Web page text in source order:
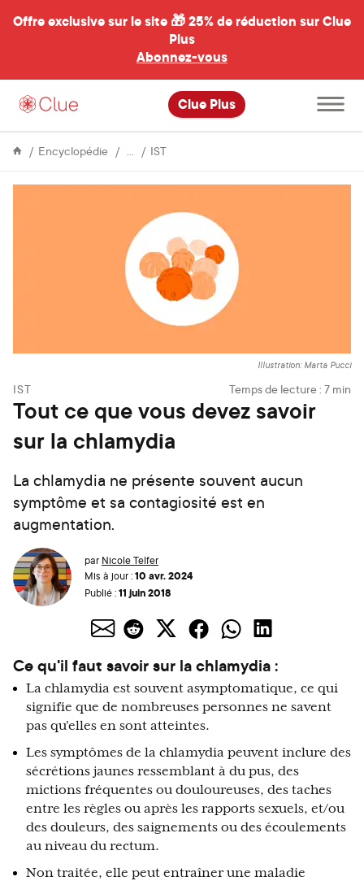
Offre exclusive sur le site 🎁25% de réduction sur Clue
Plus
Abonnez-vous
Clue Plus
Ouvrir
le
menu
Encyclopédie Sexe ISTTout
devez
sur
la
chlamydia
Illustration: Marta Pucci
IST Temps de lecture : 7 min
Tout ce que vous devez savoir
sur la chlamydia
La chlamydia ne présente souvent aucun
symptôme et sa contagiosité est en
augmentation.
par Nicole Telfer
Mis à jour :10 avr. 2024
Publié :11 juin 2018
Ce qu'il faut savoir sur la chlamydia :
La chlamydia est souvent asymptomatique, ce qui
signifie que de nombreuses personnes ne savent
pas qu'elles en sont atteintes.
Les symptômes de la chlamydia peuvent inclure des
sécrétions jaunes ressemblant à du pus, des
mictions fréquentes ou douloureuses, des taches
entre les règles ou après les rapports sexuels, et/ou
des douleurs, des saignements ou des écoulements
au niveau du rectum.
Non traitée, elle peut entraîner une maladie